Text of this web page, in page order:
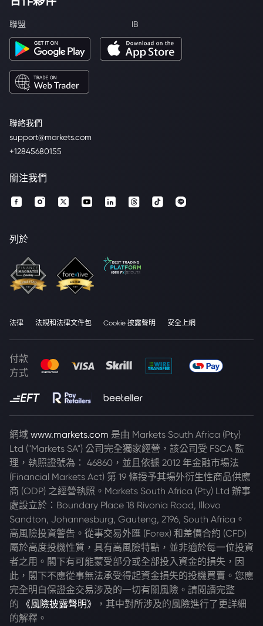
聯絡我們
support@markets.com
+12845680155
聯盟 IB
關注我們
列於
法律 法規和法律文件包 Cookie 披露聲明 安全上網
付款
方式
網域 www.markets.com 是由 Markets South Africa (Pty)
Ltd ("Markets SA") 公司完全獨家經營，該公司受 FSCA 監
理，執照證號為： 46860，並且依據 2012 年金融市場法
(Financial Markets Act) 第 19 條授予其場外衍生性商品供應
商 (ODP) 之經營執照。Markets South Africa (Pty) Ltd 辦事
處設立於：Boundary Place 18 Rivonia Road, Illovo
Sandton, Johannesburg, Gauteng, 2196, South Africa。
高風險投資警告。從事交易外匯 (Forex) 和差價合約 (CFD)
屬於高度投機性質，具有高風險特點，並非適於每一位投資
者之用。閣下有可能蒙受部分或全部投入資金的損失，因
此，閣下不應從事無法承受得起資金損失的投機買賣。您應
完全明白保證金交易涉及的一切有關風險。請閱讀完整
的
《風險披露聲明》
，其中對所涉及的風險進行了更詳細
的解釋。